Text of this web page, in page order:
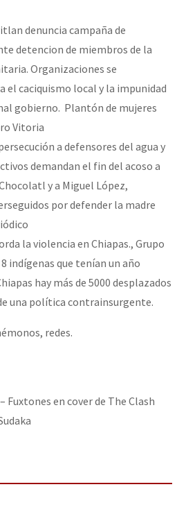
denuncia campaña de
detencion de miembros de la
Organizaciones se
el caciquismo local y la impunidad
gobierno. Plantón de mujeres
Vitoria
a defensores del agua y
demandan el fin del acoso a
y a Miguel López,
por defender la madre
la violencia en Chiapas., Grupo
indígenas que tenían un año
hay más de 5000 desplazados
una política contrainsurgente.
redes.
Fuxtones en cover de The Clash